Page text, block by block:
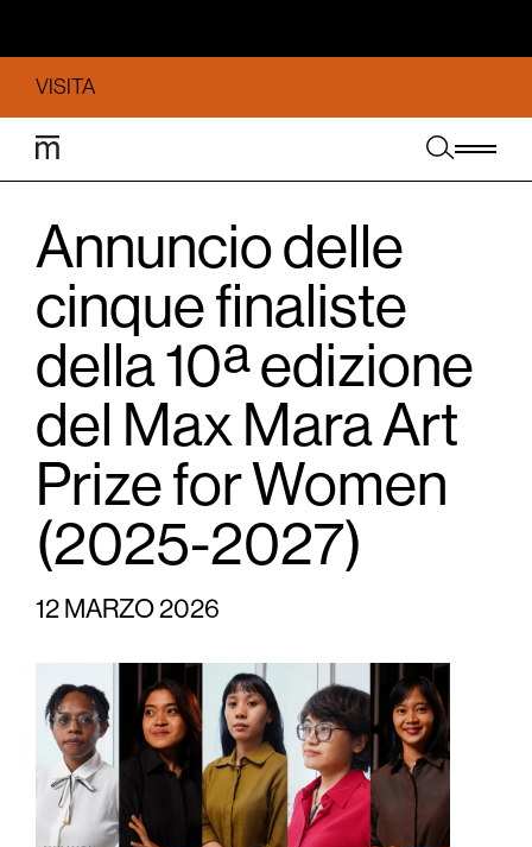
VISITA
Annuncio delle
cinque finaliste
della 10ª edizione
del Max Mara Art
Prize for Women
(2025-2027)
12 MARZO 2026